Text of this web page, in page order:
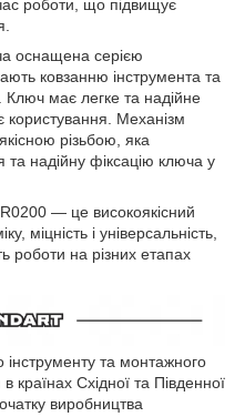
роботи, що підвищує
оснащена серією
ковзанню інструмента та
має легке та надійне
Механізм
різьбою, яка
надійну фіксацію ключа у
— це високоякісний
міцність і універсальність,
роботи на різних етапах
та монтажного
країнах Східної та Південної
виробництва